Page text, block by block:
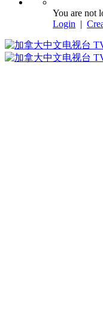
You are not
Login |